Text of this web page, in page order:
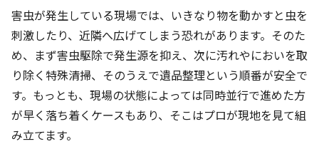
害虫が発生している現場では、いきなり物を動かすと虫を
刺激したり、近隣へ広げてしまう恐れがあります。そのた
め、まず害虫駆除で発生源を抑え、次に汚れやにおいを取
り除く特殊清掃、そのうえで遺品整理という順番が安全で
す。もっとも、現場の状態によっては同時並行で進めた方
が早く落ち着くケースもあり、そこはプロが現地を見て組
み立てます。